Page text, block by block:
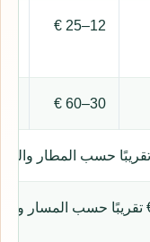
12–25 €
30–60 €